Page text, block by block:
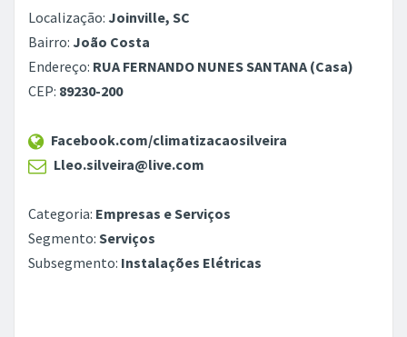
Localização: Joinville, SC
Bairro: João Costa
Endereço: RUA FERNANDO NUNES SANTANA (Casa)
CEP: 89230-200
Facebook.com/climatizacaosilveira
Lleo.silveira@live.com
Categoria: Empresas e Serviços
Segmento: Serviços
Subsegmento: Instalações Elétricas